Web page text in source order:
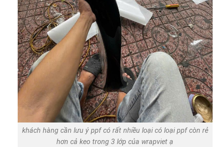
khách hàng cần lưu ý ppf có rất nhiều loại có loại ppf còn rẻ
hơn cả keo trong 3 lớp của wrapviet ạ